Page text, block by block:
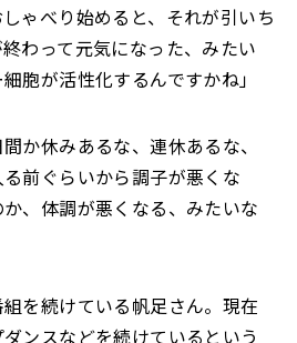
ゃべり始めると、それが引いち
わって元気になった、みたい
胞が活性化するんですかね」
か休みあるな、連休あるな、
前ぐらいから調子が悪くな
、体調が悪くなる、みたいな
を続けている帆足さん。現在
ンスなどを続けているという